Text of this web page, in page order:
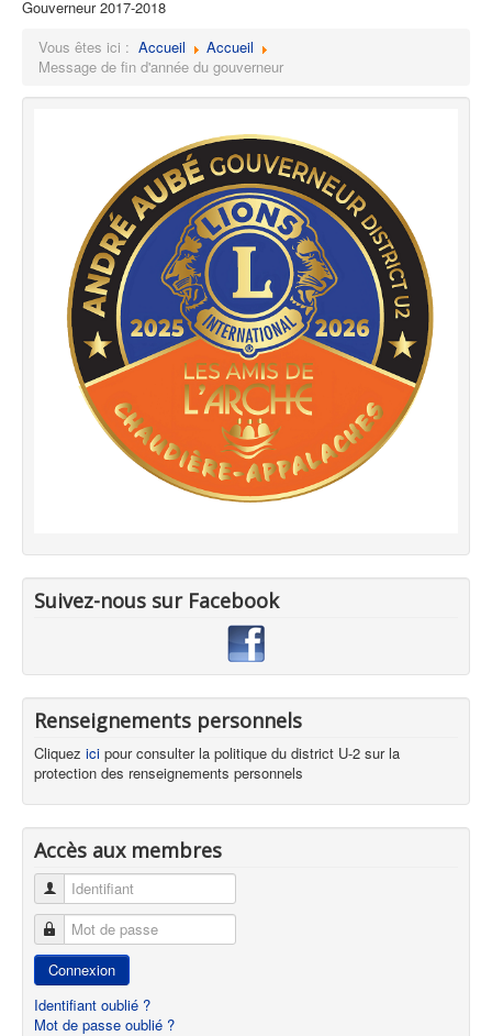
Gouverneur 2017-2018
Vous êtes ici : Accueil
Accueil
Message de fin d'année du gouverneur
Suivez-nous sur Facebook
Renseignements personnels
Cliquez ici pour consulter la politique du district U-2 sur la
protection des renseignements personnels
Accès aux membres
Identifiant
Mot de passe
Connexion
Identifiant oublié ?
Mot de passe oublié ?